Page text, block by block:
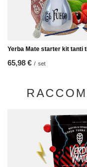
Yerba Mate starter kit tanti
65,98 € / set